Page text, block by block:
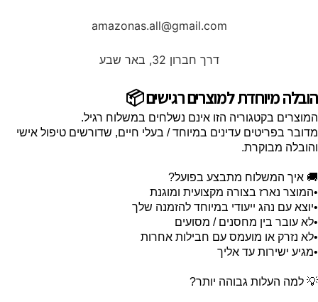
amazonas.all@gmail.com
דרך חברון 32, באר שבע
הובלה מיוחדת למוצרים רגישים 📦
המוצרים בקטגוריה הזו אינם נשלחים במשלוח רגיל.
מדובר בפריטים עדינים במיוחד / בעלי חיים, שדורשים טיפול אישי
והובלה מבוקרת.
🚚 איך המשלוח מתבצע בפועל?
•המוצר נארז בצורה מקצועית ומוגנת
•יוצא עם נהג ייעודי במיוחד להזמנה שלך
•לא עובר בין מחסנים / מסועים
•לא נזרק או מועמס עם חבילות אחרות
•מגיע ישירות עד אליך
💡 למה העלות גבוהה יותר?